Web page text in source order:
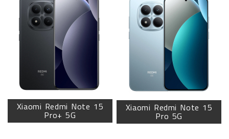
Xiaomi Redmi Note 15
Pro+ 5G
Xiaomi Redmi Note 15
Pro 5G